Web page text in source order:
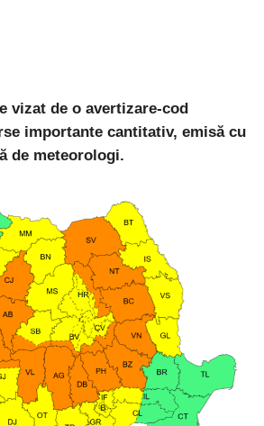
vizat de o avertizare-cod
importante cantitativ, emisă cu
de meteorologi.